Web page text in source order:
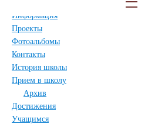
Информация
Проекты
Фотоальбомы
Контакты
История школы
Прием в школу
Архив
Достижения
Учащимся